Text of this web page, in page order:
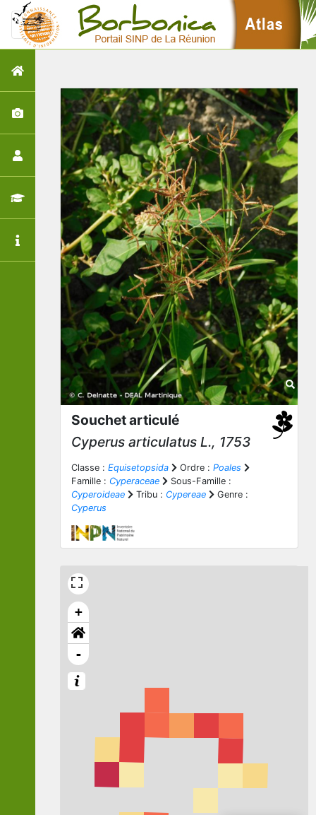
Souchet articulé
Cyperus articulatus L., 1753
Classe : Equisetopsida Ordre : Poales
Famille : Cyperaceae
Sous-Famille :
Cyperoideae
Tribu : Cypereae
Genre :
Cyperus
+
-